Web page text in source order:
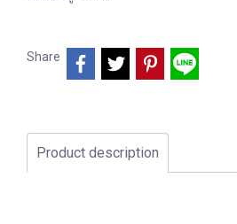
Share
Product description